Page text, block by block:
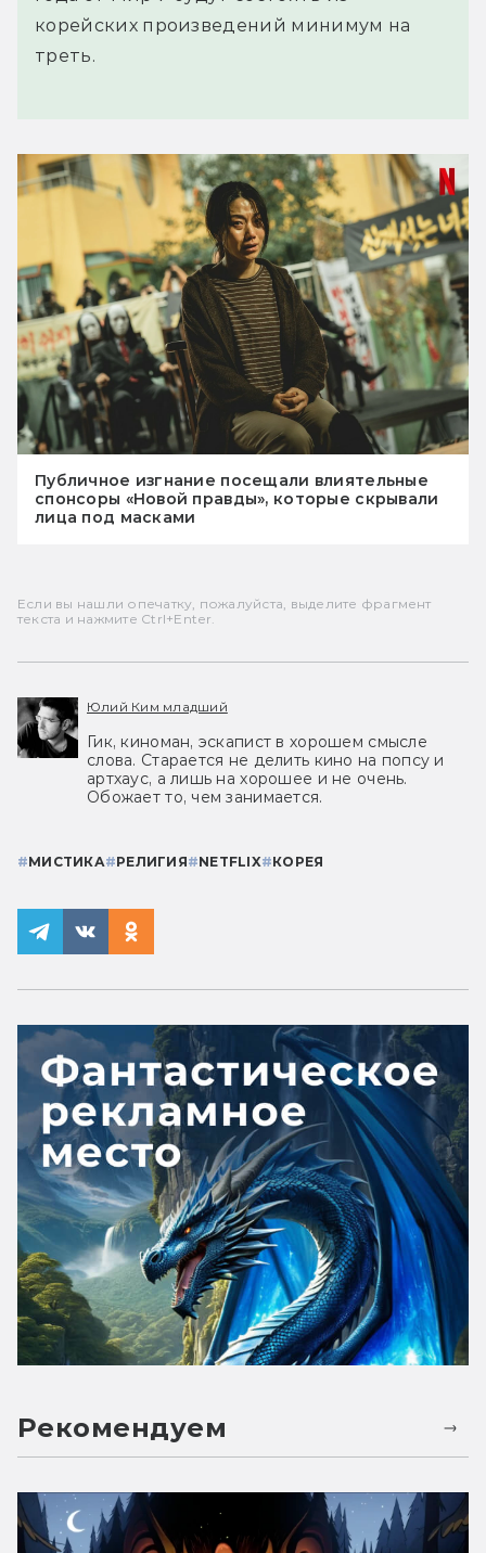
корейских произведений минимум на
треть.
Публичное изгнание посещали влиятельные
спонсоры «Новой правды», которые скрывали
лица под масками
Если вы нашли опечатку, пожалуйста, выделите фрагмент
текста и нажмите Ctrl+Enter.
Юлий Ким младший
Гик, киноман, эскапист в хорошем смысле
слова. Старается не делить кино на попсу и
артхаус, а лишь на хорошее и не очень.
Обожает то, чем занимается.
#МИСТИКА#РЕЛИГИЯ#NETFLIX#КОРЕЯ
Рекомендуем